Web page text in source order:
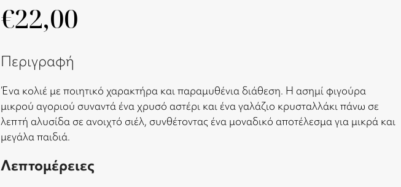
€22,00
Περιγραφή
Ένα κολιέ με ποιητικό χαρακτήρα και παραμυθένια διάθεση. Η ασημί φιγούρα
μικρού αγοριού συναντά ένα χρυσό αστέρι και ένα γαλάζιο κρυσταλλάκι πάνω σε
λεπτή αλυσίδα σε ανοιχτό σιέλ, συνθέτοντας ένα μοναδικό αποτέλεσμα για μικρά και
μεγάλα παιδιά.
Λεπτομέρειες